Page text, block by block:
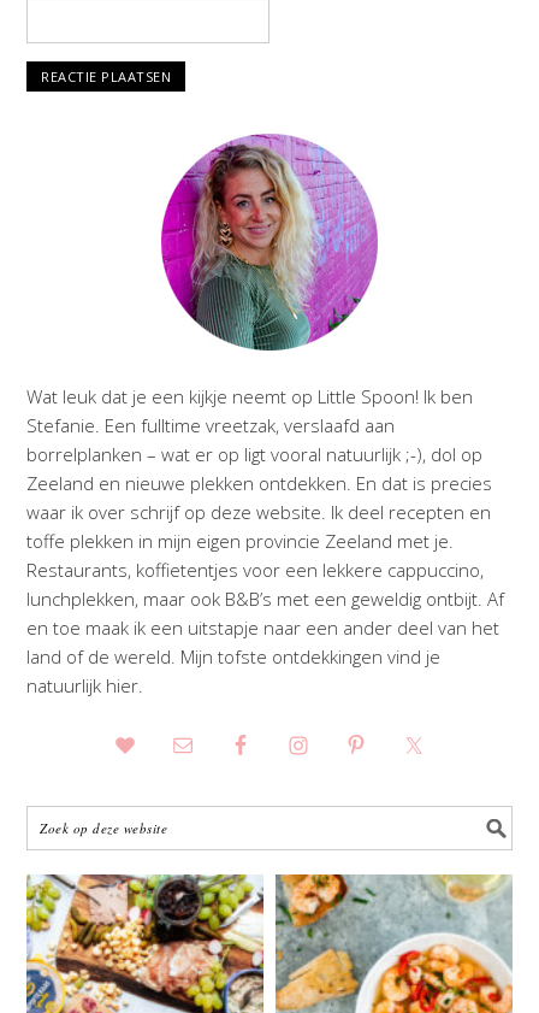
Wat leuk dat je een kijkje neemt op Little Spoon! Ik ben
Stefanie. Een fulltime vreetzak, verslaafd aan
borrelplanken – wat er op ligt vooral natuurlijk ;-), dol op
Zeeland en nieuwe plekken ontdekken. En dat is precies
waar ik over schrijf op deze website. Ik deel recepten en
toffe plekken in mijn eigen provincie Zeeland met je.
Restaurants, koffietentjes voor een lekkere cappuccino,
lunchplekken, maar ook B&B’s met een geweldig ontbijt. Af
en toe maak ik een uitstapje naar een ander deel van het
land of de wereld. Mijn tofste ontdekkingen vind je
natuurlijk hier.